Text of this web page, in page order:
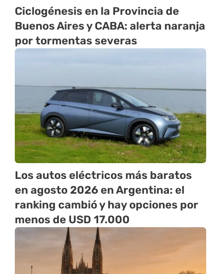
Ciclogénesis en la Provincia de
Buenos Aires y CABA: alerta naranja
por tormentas severas
Los autos eléctricos más baratos
en agosto 2026 en Argentina: el
ranking cambió y hay opciones por
menos de USD 17.000